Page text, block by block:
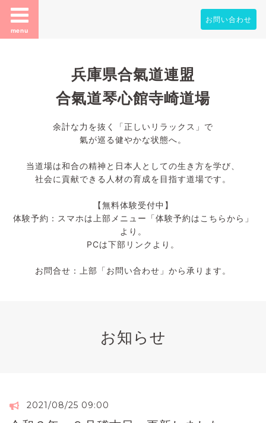
menu
お問い合わせ
兵庫県合氣道連盟
合氣道琴心館寺崎道場
余計な力を抜く「正しいリラックス」で
氣が巡る健やかな状態へ。
当道場は和合の精神と日本人としての生き方を学び、
社会に貢献できる人材の育成を目指す道場です。
【無料体験受付中】
体験予約：スマホは上部メニュー「体験予約はこちらから」
より。
PCは下部リンクより。
お問合せ：上部「お問い合わせ」から承ります。
お知らせ
2021/08/25 09:00